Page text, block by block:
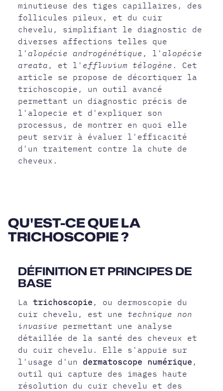
minutieuse des tiges capillaires, des
follicules pileux, et du cuir
chevelu, simplifiant le diagnostic de
diverses affections telles que
l' alopécie androgénétique , l' alopécie
areata , et l' effluvium télogène . Cet
article se propose de décortiquer la
trichoscopie, un outil avancé
permettant un diagnostic précis de
l'alopecie et d'expliquer son
processus, de montrer en quoi elle
peut servir à évaluer l'efficacité
d'un traitement contre la chute de
cheveux.
QU'EST-CE QUE LA
TRICHOSCOPIE ?
DÉFINITION ET PRINCIPES DE
BASE
Latrichoscopie , ou dermoscopie du
cuir chevelu, est une technique non
invasive permettant une analyse
détaillée de la santé des cheveux et
du cuir chevelu. Elle s'appuie sur
l'usage d'un dermatoscope numérique ,
outil qui capture des images haute
résolution du cuir chevelu et des